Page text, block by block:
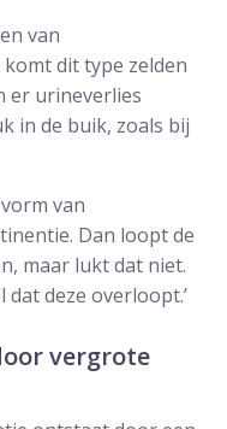
van
dit type zelden
er urineverlies
in de buik, zoals bij
van
Dan loopt de
maar lukt dat niet.
deze overloopt.’
vergrote